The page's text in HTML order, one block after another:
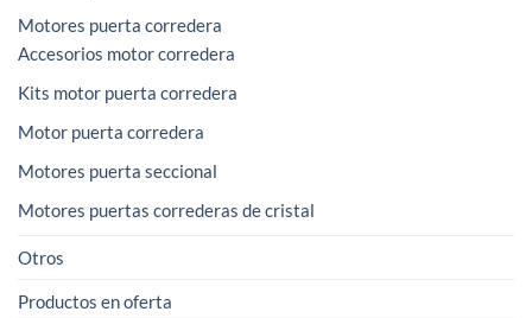
Motores puerta corredera
Accesorios motor corredera
Kits motor puerta corredera
Motor puerta corredera
Motores puerta seccional
Motores puertas correderas de cristal
Otros
Productos en oferta